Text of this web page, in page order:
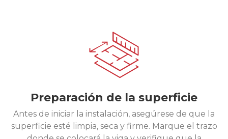
Preparación de la superficie
Antes de iniciar la instalación, asegúrese de que la
superficie esté limpia, seca y firme. Marque el trazo